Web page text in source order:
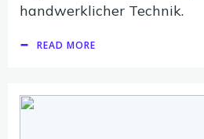
handwerklicher Technik.
READ MORE